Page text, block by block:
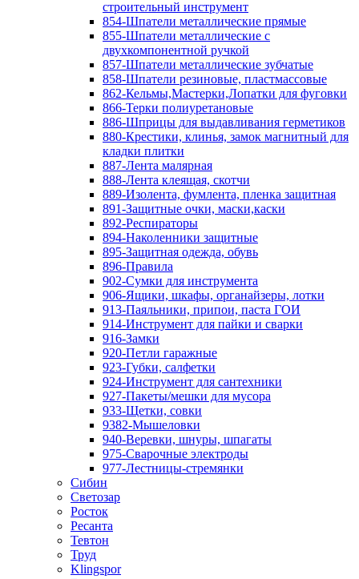
строительный инструмент
854-Шпатели металлические прямые
855-Шпатели металлические с
двухкомпонентной ручкой
857-Шпатели металлические зубчатые
858-Шпатели резиновые, пластмассовые
862-Кельмы,Мастерки,Лопатки для фуговки
866-Терки полиуретановые
886-Шприцы для выдавливания герметиков
880-Крестики, клинья, замок магнитный для
кладки плитки
887-Лента малярная
888-Лента клеящая, скотчи
889-Изолента, фумлента, пленка защитная
891-Защитные очки, маски,каски
892-Респираторы
894-Наколенники защитные
895-Защитная одежда, обувь
896-Правила
902-Сумки для инструмента
906-Ящики, шкафы, органайзеры, лотки
913-Паяльники, припои, паста ГОИ
914-Инструмент для пайки и сварки
916-Замки
920-Петли гаражные
923-Губки, салфетки
924-Инструмент для сантехники
927-Пакеты/мешки для мусора
933-Щетки, совки
9382-Мышеловки
940-Веревки, шнуры, шпагаты
975-Сварочные электроды
977-Лестницы-стремянки
Сибин
Светозар
Росток
Ресанта
Тевтон
Труд
Klingspor